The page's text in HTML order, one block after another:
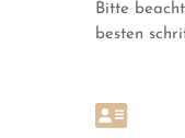
Bitte
besten